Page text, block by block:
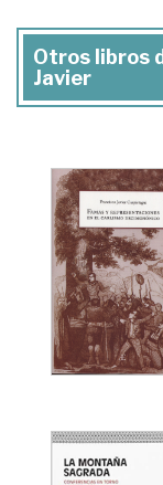
Otros libros
Javier